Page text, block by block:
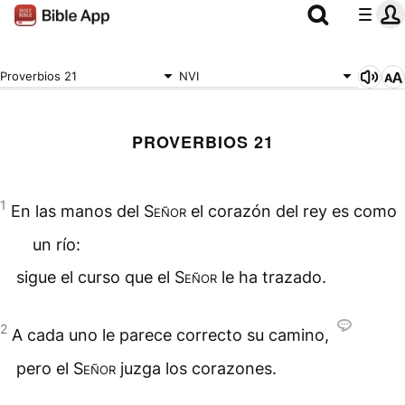
Proverbios 21 NVI
PROVERBIOS 21
1 En las manos del Señor el corazón del rey es como
un río:
sigue el curso que el Señor le ha trazado.
2 A cada uno le parece correcto su camino,
pero el Señor juzga los corazones.